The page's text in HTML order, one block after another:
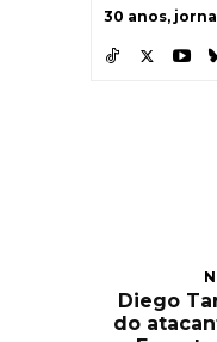
30 anos,
Diego
do